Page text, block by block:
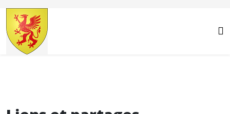
précédente
précédent
suivante
suivant